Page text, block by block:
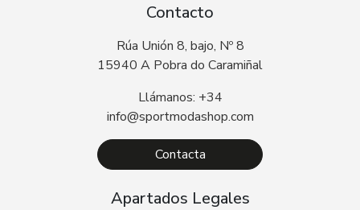
Contacto
Rúa Unión 8, bajo, Nº 8
15940 A Pobra do Caramiñal
Llámanos: +34
info@sportmodashop.com
Contacta
Apartados Legales